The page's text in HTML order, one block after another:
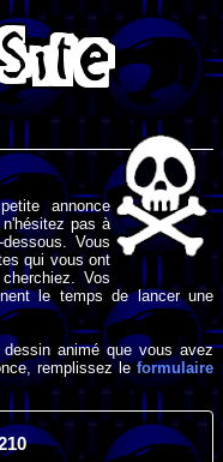
annonce
pas à
Vous
qui vous ont
Vos
le temps de lancer une
animé que vous avez
remplissez leformulaire